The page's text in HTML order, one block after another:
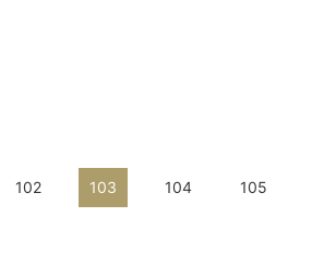
102 103 104 105